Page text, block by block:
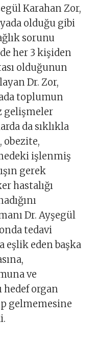
Karahan Zor,
olduğu gibi
sorunu
her 3 kişiden
olduğunun
Dr. Zor,
toplumun
gelişmeler
da sıklıkla
obezite,
işlenmiş
gerek
hastalığı
Dr. Ayşegül
tedavi
eşlik eden başka
ve
hedef organ
gelmemesine